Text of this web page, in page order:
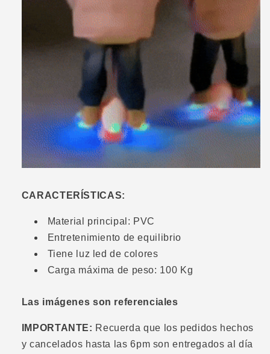
CARACTERÍSTICAS:
Material principal: PVC
Entretenimiento de equilibrio
Tiene luz led de colores
Carga máxima de peso: 100 Kg
Las imágenes son referenciales
IMPORTANTE: Recuerda que los pedidos hechos
y cancelados hasta las 6pm son entregados al día